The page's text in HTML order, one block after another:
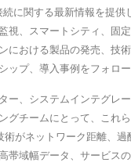
続に関する最新情報を提供
視、スマートシティ、固
における製品の発売、技術
ップ、導入事例をフォロー
ー、システムインテグレ
グチームにとって、これ
術がネットワーク距離、過
帯域幅データ、サービス